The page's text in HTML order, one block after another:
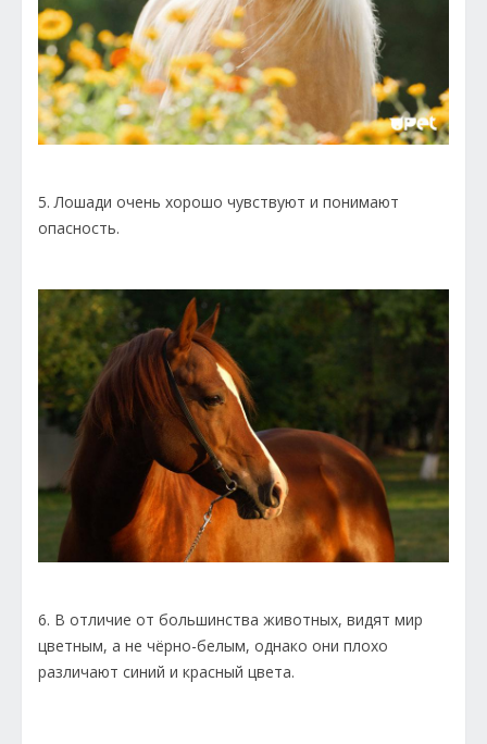
5. Лошади очень хорошо чувствуют и понимают
опасность.
6. В отличие от большинства животных, видят мир
цветным, а не чёрно-белым, однако они плохо
различают синий и красный цвета.